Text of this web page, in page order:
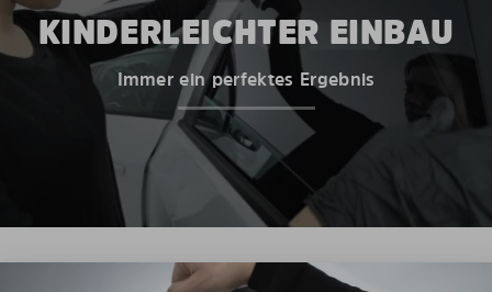
KINDERLEICHTER EINBAU
Immer ein perfektes Ergebnis